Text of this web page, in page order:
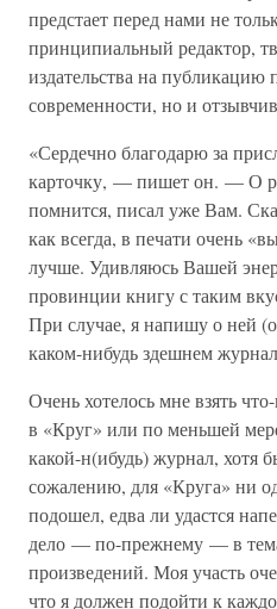
предстает перед нами не
принципиальный редактор,
издательства на публикацию
современности, но и
«Сердечно благодарю за
карточку, — пишет он. — О
помнится, писал уже Вам.
как всегда, в печати очень
лучше. Удивляюсь Вашей
провинции книгу с таким
При случае, я напишу о ней (о
каком-нибудь здешнем
Очень хотелось мне взять
в «Круг» или по меньшей
какой-н(ибудь) журнал, хотя
сожалению, для «Круга» ни
подошел, едва ли удастся
дело — по-прежнему — в
произведений. Моя участь
что я должен подойти к